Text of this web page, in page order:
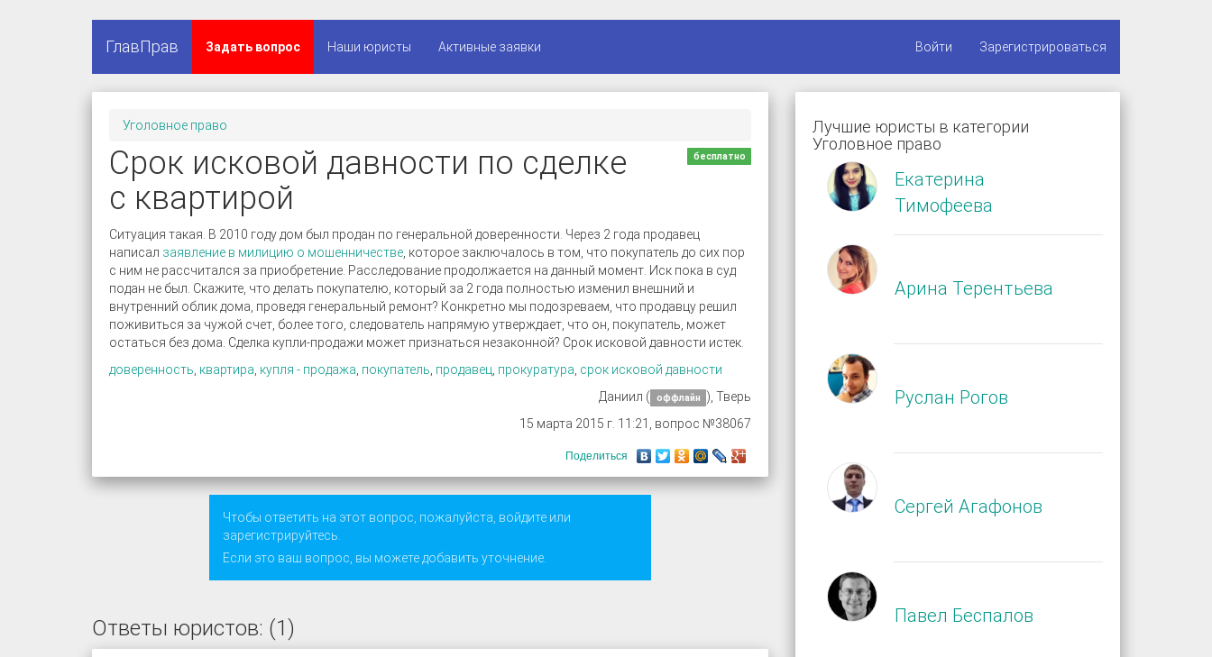
ГлавПрав Задать вопрос Наши юристы Активные заявки Войти Зарегистрироваться
Уголовное право
Срок исковой давности по сделке
с квартирой
бесплатно
Ситуация такая. В 2010 году дом был продан по генеральной доверенности. Через 2 года продавец
написал заявление в милицию о мошенничестве , которое заключалось в том, что покупатель до сих пор
с ним не рассчитался за приобретение. Расследование продолжается на данный момент. Иск пока в суд
подан не был. Скажите, что делать покупателю, который за 2 года полностью изменил внешний и
внутренний облик дома, проведя генеральный ремонт? Конкретно мы подозреваем, что продавцу решил
поживиться за чужой счет, более того, следователь напрямую утверждает, что он, покупатель, может
остаться без дома. Сделка купли-продажи может признаться незаконной? Срок исковой давности истек.
доверенность квартира купля - продажа покупатель продавец прокуратура срок исковой давности
Даниил (
оффлайн
), Тверь
15 марта 2015 г. 11:21, вопрос №38067
Поделиться
Чтобы ответить на этот вопрос, пожалуйста, войдитеили
зарегистрируйтесь.
Если это ваш вопрос, вы можете добавить уточнение.
Ответы юристов: (1)
Лучшие юристы в категории
Уголовное право
Екатерина
Тимофеева
Арина Терентьева
Руслан Рогов
Сергей Агафонов
Павел Беспалов